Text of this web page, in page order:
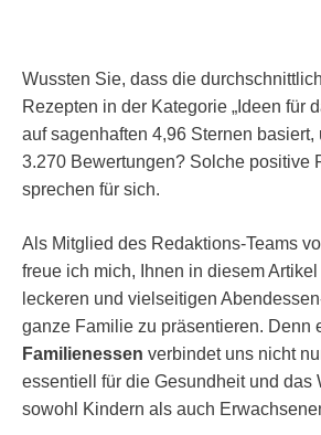
Wussten Sie, dass die
Rezepten in der Kategorie „Ideen für
auf sagenhaften 4,96 Sternen basiert,
3.270 Bewertungen? Solche positive
sprechen für sich.
Als Mitglied des Redaktions-Teams
freue ich mich, Ihnen in diesem
leckeren und vielseitigen
ganze Familie zu präsentieren. Denn
Familienessen verbindet uns nicht
essentiell für die Gesundheit und das
sowohl Kindern als auch